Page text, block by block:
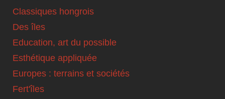
Classiques hongrois
Des îles
Education, art du possible
Esthétique appliquée
Europes : terrains et sociétés
Fert'îles